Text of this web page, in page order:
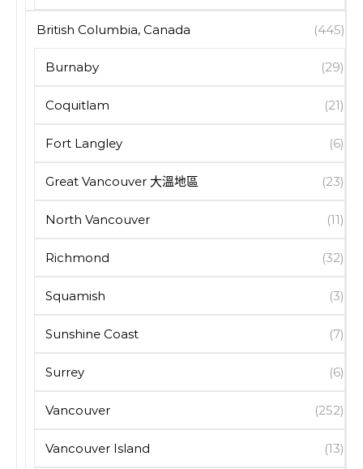
British Columbia, Canada (445)
Burnaby (29)
Coquitlam (21)
Fort Langley (6)
Great Vancouver 大溫地區 (23)
North Vancouver (11)
Richmond (32)
Squamish (3)
Sunshine Coast (7)
Surrey (6)
Vancouver (252)
Vancouver Island (13)